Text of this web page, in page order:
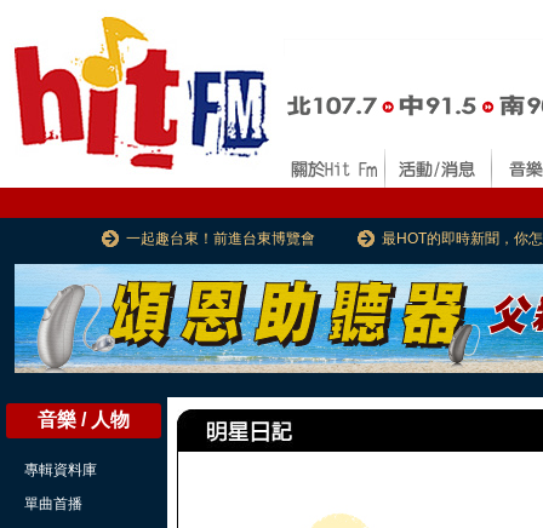
一起趣台東！前進台東博覽會 最HOT的即時新聞，你
音樂 / 人物
專輯資料庫
單曲首播